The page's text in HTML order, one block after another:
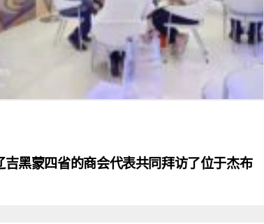
黑蒙四省的商会代表共同拜访了位于杰布